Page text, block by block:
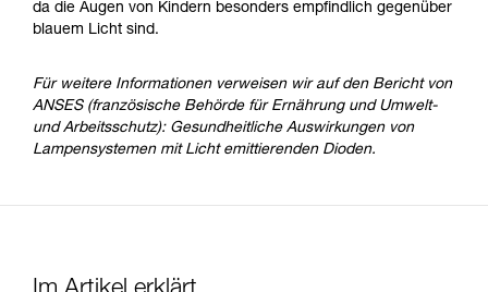
da die Augen von Kindern besonders empfindlich gegenüber
blauem Licht sind.
Für weitere Informationen verweisen wir auf den Bericht von
ANSES (französische Behörde für Ernährung und Umwelt-
und Arbeitsschutz): Gesundheitliche Auswirkungen von
Lampensystemen mit Licht emittierenden Dioden.